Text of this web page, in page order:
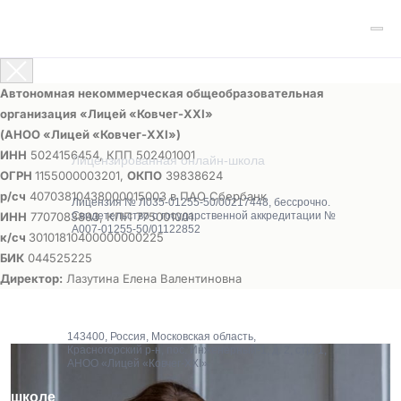
Автономная некоммерческая общеобразовательная
организация «Лицей «Ковчег-ХХI»
(АНОО «Лицей «Ковчег-ХХI»)
ИНН 5024156454, КПП 502401001
ОГРН 1155000003201, ОКПО 39838624
р/сч 40703810438000015003 в ПАО Сбербанк
ИНН 7707083893, КПП 775001001
к/сч 30101810400000000225
БИК 044525225
Директор: Лазутина Елена Валентиновна
143400, Россия, Московская область,
Красногорский р-н, пос. Инженерный-1, д. 2, стр. 1,
АНОО «Лицей «Ковчег-XXI»
Лицензированная онлайн-школа
Лицензия № Л035-01255-50/00217448, бессрочно.
Свидетельство о государственной аккредитации №
А007-01255-50/01122852
школе